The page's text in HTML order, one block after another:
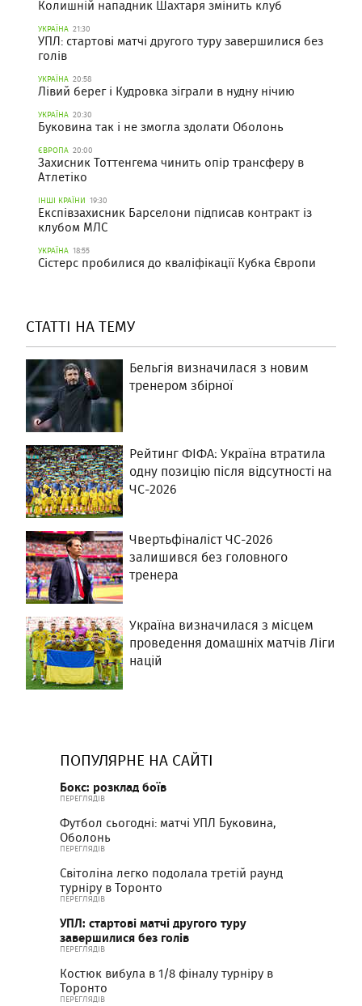
Колишній нападник Шахтаря змінить клуб
УКРАЇНА 21:30
УПЛ: стартові матчі другого туру завершилися без
голів
УКРАЇНА 20:58
Лівий берег і Кудровка зіграли в нудну нічию
УКРАЇНА 20:30
Буковина так і не змогла здолати Оболонь
ЄВРОПА 20:00
Захисник Тоттенгема чинить опір трансферу в
Атлетіко
ІНШІ КРАЇНИ 19:30
Експівзахисник Барселони підписав контракт із
клубом МЛС
УКРАЇНА 18:55
Сістерс пробилися до кваліфікації Кубка Європи
СТАТТІ НА ТЕМУ
Бельгія визначилася з новим
тренером збірної
Рейтинг ФІФА: Україна втратила
одну позицію після відсутності на
ЧС-2026
Чвертьфіналіст ЧС-2026
залишився без головного
тренера
Україна визначилася з місцем
проведення домашніх матчів Ліги
націй
ПОПУЛЯРНЕ НА САЙТІ
Бокс: розклад боїв
ПЕРЕГЛЯДІВ
Футбол сьогодні: матчі УПЛ Буковина,
Оболонь
ПЕРЕГЛЯДІВ
Світоліна легко подолала третій раунд
турніру в Торонто
ПЕРЕГЛЯДІВ
УПЛ: стартові матчі другого туру
завершилися без голів
ПЕРЕГЛЯДІВ
Костюк вибула в 1/8 фіналу турніру в
Торонто
ПЕРЕГЛЯДІВ